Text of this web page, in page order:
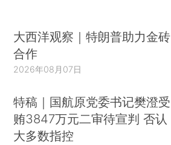
大西洋观察｜特朗普助力金砖
合作
2026年08月07日
特稿｜国航原党委书记樊澄受
贿3847万元二审待宣判 否认
大多数指控